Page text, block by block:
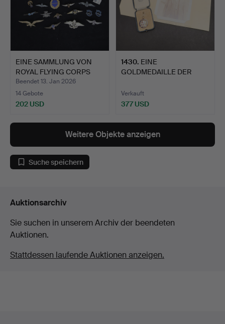
EINE SAMMLUNG VON
ROYAL FLYING CORPS
UND R…
Beendet 13. Jan 2026
14 Gebote
202 USD
1430. EINE
GOLDMEDAILLE DER
FÜ…
Verkauft
377 USD
Weitere Objekte anzeigen
Suche speichern
Auktionsarchiv
Sie suchen in unserem Archiv der beendeten
Auktionen.
Stattdessen laufende Auktionen anzeigen.